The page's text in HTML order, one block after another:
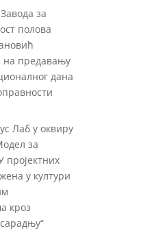
за
полова
на предавању
дана
Лаб у оквиру
за
пројектних
у култури
кроз